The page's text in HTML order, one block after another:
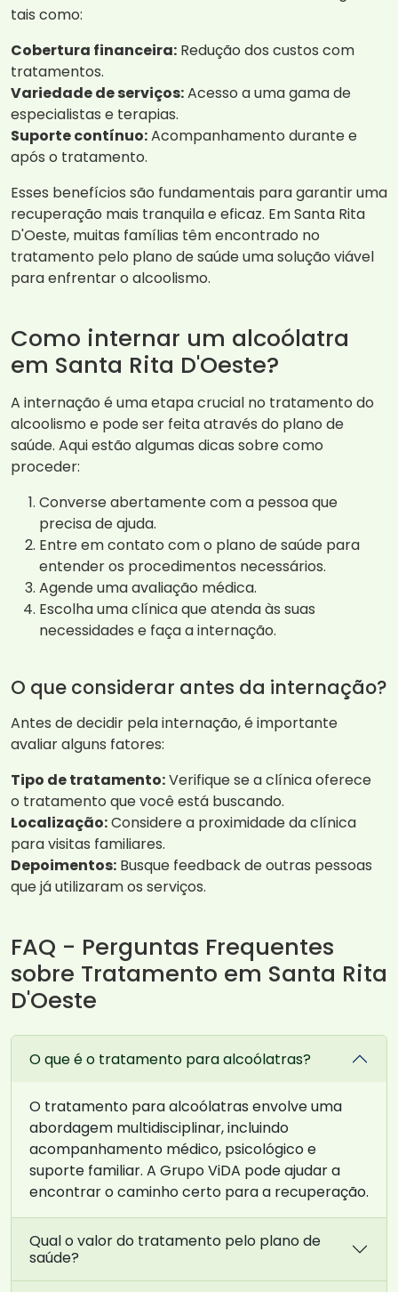
tais como:
Cobertura financeira: Redução dos custos com
tratamentos.
Variedade de serviços:Acesso a uma gama de
especialistas e terapias.
Suporte contínuo:Acompanhamento durante e
após o tratamento.
Esses benefícios são fundamentais para garantir uma
recuperação mais tranquila e eficaz. Em Santa Rita
D'Oeste, muitas famílias têm encontrado no
tratamento pelo plano de saúde uma solução viável
para enfrentar o alcoolismo.
Como internar um alcoólatra
em Santa Rita D'Oeste?
A internação é uma etapa crucial no tratamento do
alcoolismo e pode ser feita através do plano de
saúde. Aqui estão algumas dicas sobre como
proceder:
Converse abertamente com a pessoa que
precisa de ajuda.
Entre em contato com o plano de saúde para
entender os procedimentos necessários.
Agende uma avaliação médica.
Escolha uma clínica que atenda às suas
necessidades e faça a internação.
O que considerar antes da internação?
Antes de decidir pela internação, é importante
avaliar alguns fatores:
Tipo de tratamento:Verifique se a clínica oferece
o tratamento que você está buscando.
Localização:Considere a proximidade da clínica
para visitas familiares.
Depoimentos: Busque feedback de outras pessoas
que já utilizaram os serviços.
FAQ - Perguntas Frequentes
sobre Tratamento em Santa Rita
D'Oeste
O que é o tratamento para alcoólatras?
O tratamento para alcoólatras envolve uma
abordagem multidisciplinar, incluindo
acompanhamento médico, psicológico e
suporte familiar. A Grupo ViDA pode ajudar a
encontrar o caminho certo para a recuperação.
Qual o valor do tratamento pelo plano de
saúde?